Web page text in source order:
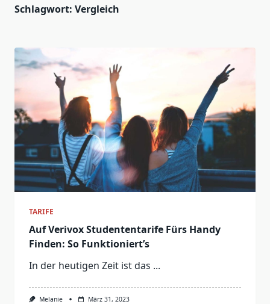
Schlagwort: Vergleich
TARIFE
Auf Verivox Studententarife Fürs Handy
Finden: So Funktioniert’s
In der heutigen Zeit ist das ...
Melanie März 31, 2023